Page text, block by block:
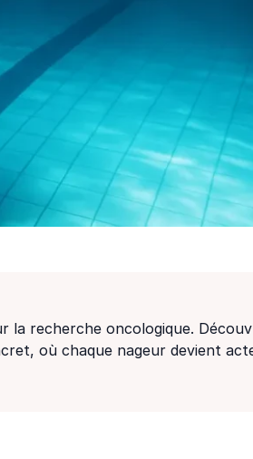
recherche oncologique.
où chaque nageur devient